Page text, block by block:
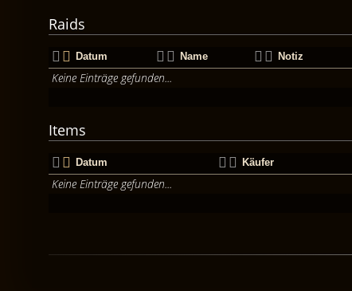
Raids
Datum Name Notiz
Keine Einträge gefunden...
Items
Datum Käufer
Keine Einträge gefunden...